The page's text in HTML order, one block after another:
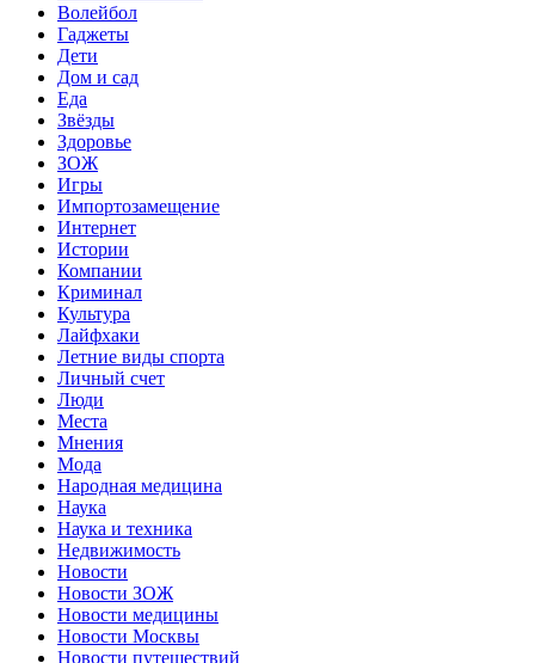
Волейбол
Гаджеты
Дети
Дом и сад
Еда
Звёзды
Здоровье
ЗОЖ
Игры
Импортозамещение
Интернет
Истории
Компании
Криминал
Культура
Лайфхаки
Летние виды спорта
Личный счет
Люди
Места
Мнения
Мода
Народная медицина
Наука
Наука и техника
Недвижимость
Новости
Новости ЗОЖ
Новости медицины
Новости Москвы
Новости путешествий